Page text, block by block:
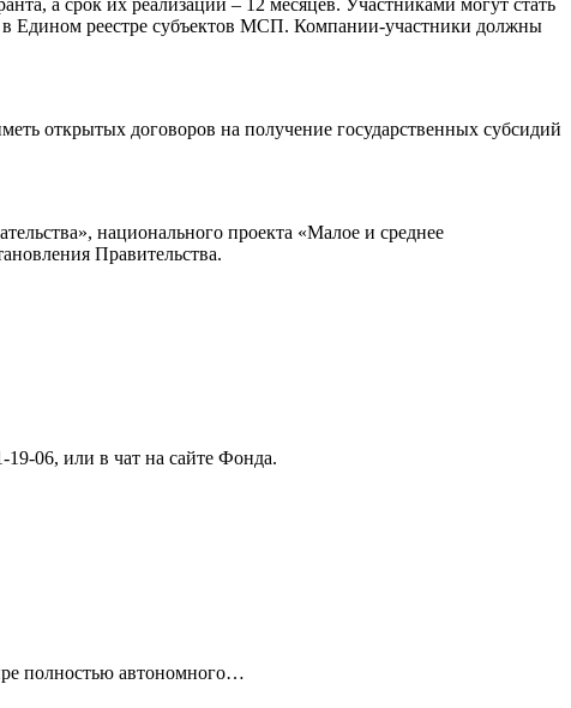
Едином реестре субъектов МСП. Компании-участники должны
открытых договоров на получение государственных субсидий
национального проекта «Малое и среднее
Правительства.
06, или в чат на сайте Фонда.
полностью автономного…